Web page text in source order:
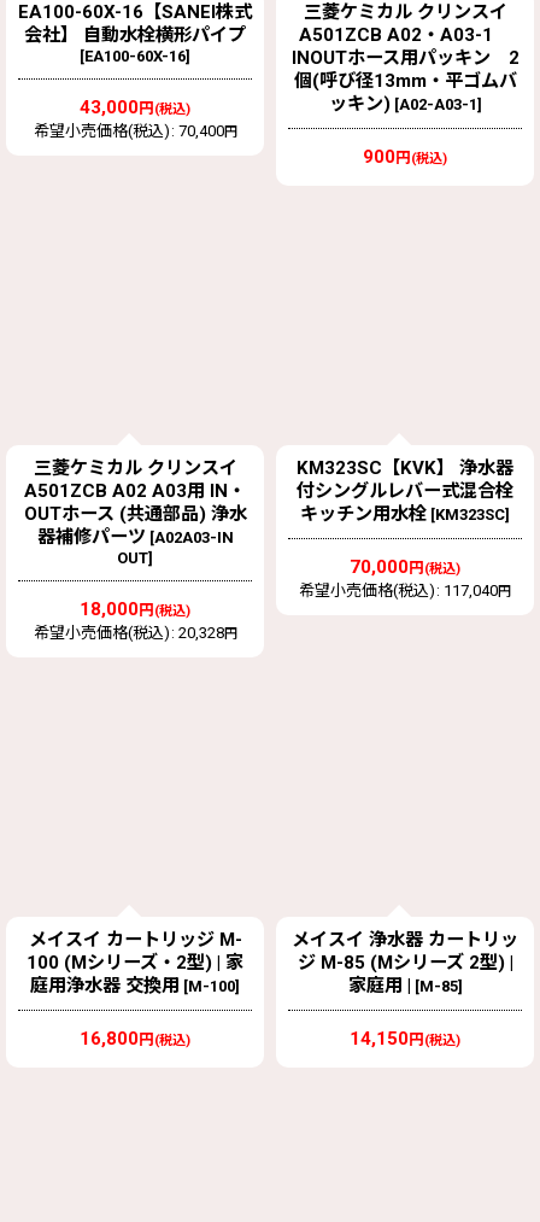
EA100-60X-16【SANEI株式
会社】 自動水栓横形パイプ
[EA100-60X-16]
43,000円 (税込)
希望小売価格(税込) : 70,400円
三菱ケミカル クリンスイ
A501ZCB A02・A03-1
INOUTホース用パッキン 2
個(呼び径13mm・平ゴムバ
ッキン) [A02-A03-1]
900円 (税込)
三菱ケミカル クリンスイ
A501ZCB A02 A03用 IN・
OUTホース (共通部品) 浄水
器補修パーツ [A02A03-IN
OUT]
18,000円 (税込)
希望小売価格(税込) : 20,328円
KM323SC【KVK】 浄水器
付シングルレバー式混合栓
キッチン用水栓 [KM323SC]
70,000円 (税込)
希望小売価格(税込) : 117,040円
メイスイ カートリッジ M-
100 (Mシリーズ・2型) | 家
庭用浄水器 交換用 [M-100]
16,800円 (税込)
メイスイ 浄水器 カートリッ
ジ M-85 (Mシリーズ 2型) |
家庭用 | [M-85]
14,150円 (税込)